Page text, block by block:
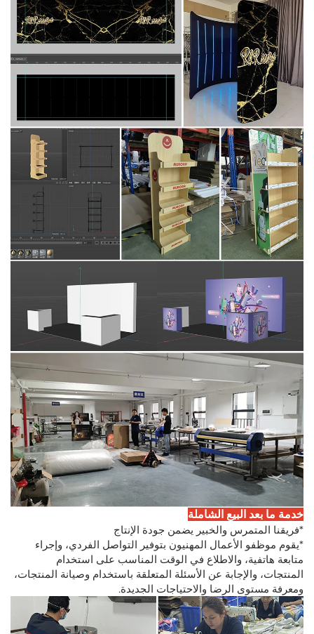
خدمة ما بعد البيع الشاملة
*فريقنا المتمرس والخبير يضمن جودة الإنتاج
*يقوم موظفو الأعمال المهنيون بتوفير التواصل الفردي، وإجراء
متابعة هاتفية، والاطلاع في الوقت المناسب على استخدام
المنتجات، والإجابة عن الأسئلة المتعلقة باستخدام وصيانة المنتجات،
ومعرفة مستوى الرضا والاحتياجات الجديدة.